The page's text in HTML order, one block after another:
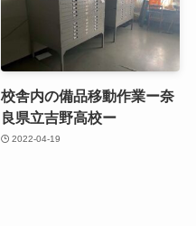
校舎内の備品移動作業ー奈
良県立吉野高校ー
2022-04-19